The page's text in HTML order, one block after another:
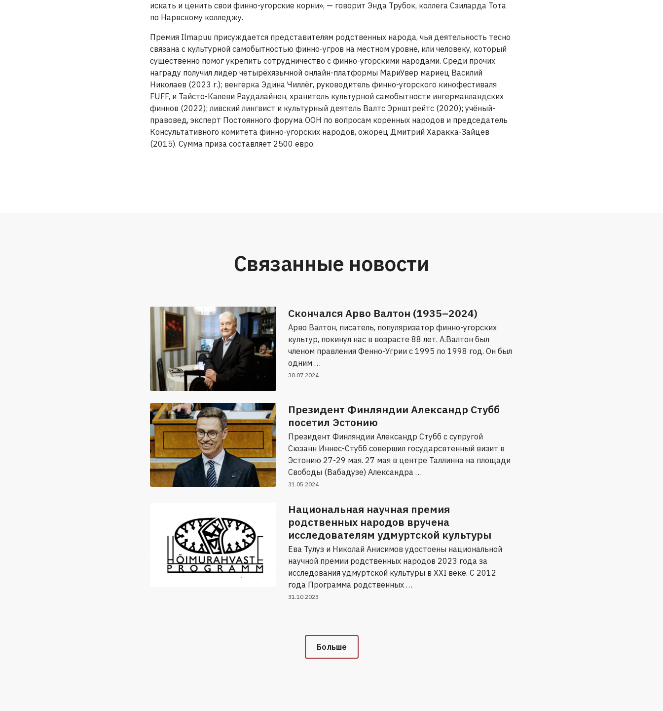
искать и ценить свои финно-угорские корни», — говорит Энда Трубок, коллега Сзиларда Тота
по Нарвскому колледжу.
Премия Ilmapuu присуждается представителям родственных народа, чья деятельность тесно
связана с культурной самобытностью финно-угров на местном уровне, или человеку, который
существенно помог укрепить сотрудничество с финно-угорскими народами. Среди прочих
награду получил лидер четырёхязычной онлайн-платформы МариУвер мариец Василий
Николаев (2023 г.); венгерка Эдина Чиллёг, руководитель финно-угорского кинофестиваля
FUFF, и Тайсто-Калеви Раудалайнен, хранитель культурной самобытности ингерманландских
финнов (2022); ливский лингвист и культурный деятель Валтс Эрнштрейтс (2020); учёный-
правовед, эксперт Постоянного форума ООН по вопросам коренных народов и председатель
Консультативного комитета финно-угорских народов, ожорец Дмитрий Харакка-Зайцев
(2015). Сумма приза составляет 2500 евро.
Связанные новости
Скончался Арво Валтон (1935–2024)
Арво Валтон, писатель, популяризатор финно-угорских
культур, покинул нас в возрасте 88 лет. А.Валтон был
членом правления Фенно-Угрии с 1995 по 1998 год. Он был
одним …
30.07.2024
Президент Финляндии Александр Стубб
посетил Эстонию
Президент Финляндии Александр Стубб с супругой
Сюзанн Иннес-Стубб совершил государсвтенный визит в
Эстонию 27-29 мая. 27 мая в центре Таллинна на площади
Свободы (Вабадузе) Александра …
31.05.2024
Национальная научная премия
родственных народов вручена
исследователям удмуртской культуры
Ева Тулуз и Николай Анисимов удостоены национальной
научной премии родственных народов 2023 года за
исследования удмуртской культуры в XXI веке. С 2012
года Программа родственных …
31.10.2023
Больше